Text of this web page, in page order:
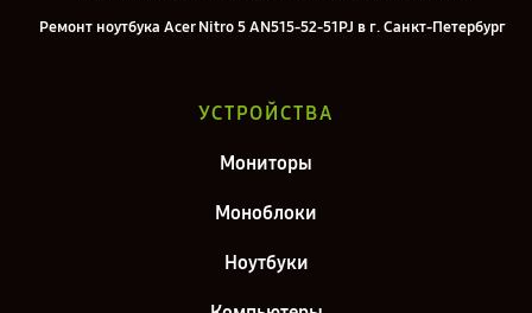
Ремонт ноутбука Acer Nitro 5 AN515-52-51PJ в г. Санкт-Петербург
УСТРОЙСТВА
Мониторы
Моноблоки
Ноутбуки